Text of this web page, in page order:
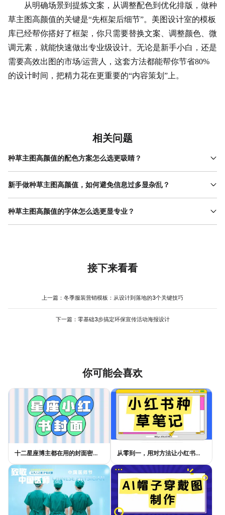
从明确场景到提炼文案，从调整配色到优化排版，做种
草主图高颜值的关键是“先框架后细节”。美图设计室的模板
库已经帮你搭好了框架，你只需要替换文案、调整颜色、微
调元素，就能快速做出专业级设计。无论是新手小白，还是
需要高效出图的市场/运营人，这套方法都能帮你节省80%
的设计时间，把精力花在更重要的“内容策划”上。
相关问题
种草主图高颜值的配色方案怎么选更吸睛？
配色方案的选择要结合“品牌调性”和“使用场景”。如果是美妆、母婴
类品牌，推荐用低饱和 莫兰迪色 （比如浅粉、浅蓝、米白），显高
荐用单色渐变（比如深蓝到浅蓝、灰到白），显专业且有科技感。
新手做种草主图高颜值，如何避免信息过多显杂乱？
新手容易犯的错是“想把所有信息都塞进一张图”，结果导致主图拥
挤、重点不突出。避免杂乱的关键是“先做减法，再做排版”。第一
齐”或“居中对齐”，避免错位；第四步：用“透明度”工具把背景图调
种草主图高颜值的字体怎么选更显专业？
字体的选择要服务于“信息 传达 ”和“品牌调性”。如果是标题，推荐
“圆体或宋体”（比如圆体显可爱，宋体显精致），根据品牌调性选。
选字体时注意：同一主图里字体种类不超过3种（标题、副标题、卖
点大10%），行间距要统一（模板默认是1.5倍，改文案时别手动调
室的“文字”工具里搜索字体名，直接套用；如果没有固定字体，可以
接下来看看
上一篇： 冬季服装营销模板：从设计到落地的3个关键技巧
下一篇： 零基础3步搞定环保宣传活动海报设计
你可能会喜欢
十二星座博主都在用的封面密码，星座小红书封面标题这样写才吸睛 从零到一，用对方法让小红书种草笔记的流量自己找上门